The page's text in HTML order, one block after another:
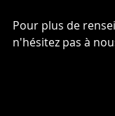
Pour plus de
n'hésitez pas à